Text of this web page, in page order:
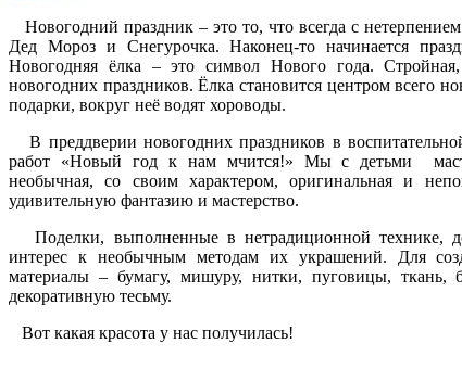
Новогодний праздник – это то, что всегда с
Дед Мороз и Снегурочка. Наконец-то начинается
Новогодняя ёлка – это символ Нового года.
новогодних праздников. Ёлка становится центром всего
подарки, вокруг неё водят хороводы.
В преддверии новогодних праздников в
работ «Новый год к нам мчится!» Мы с детьми
необычная, со своим характером, оригинальная и
удивительную фантазию и мастерство.
Поделки, выполненные в нетрадиционной технике,
интерес к необычным методам их украшений. Для
материалы – бумагу, мишуру, нитки, пуговицы, ткань,
декоративную тесьму.
Вот какая красота у нас получилась!